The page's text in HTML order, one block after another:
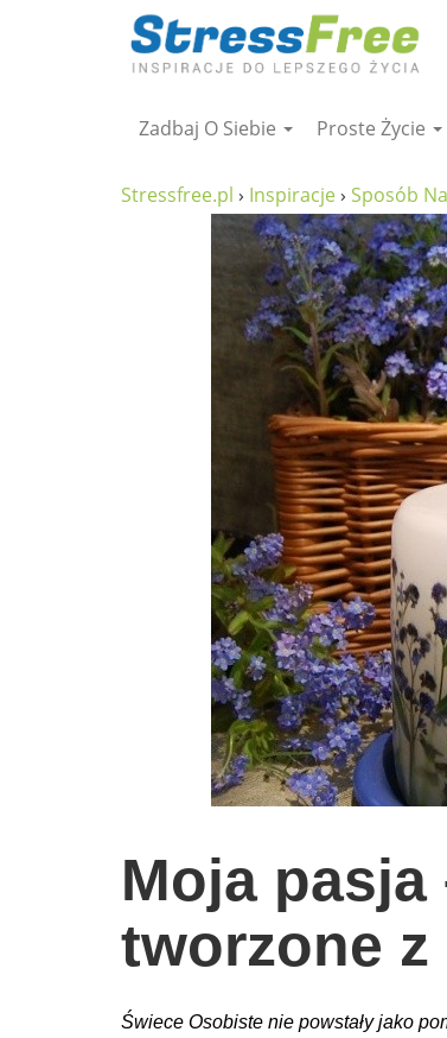
zadbaj o siebie
zrób to sam
Zadbaj O Siebie Proste Życie
Stressfree.pl › Inspiracje› Sposób
Moja
tworzone z
Świece Osobiste nie powstały jako